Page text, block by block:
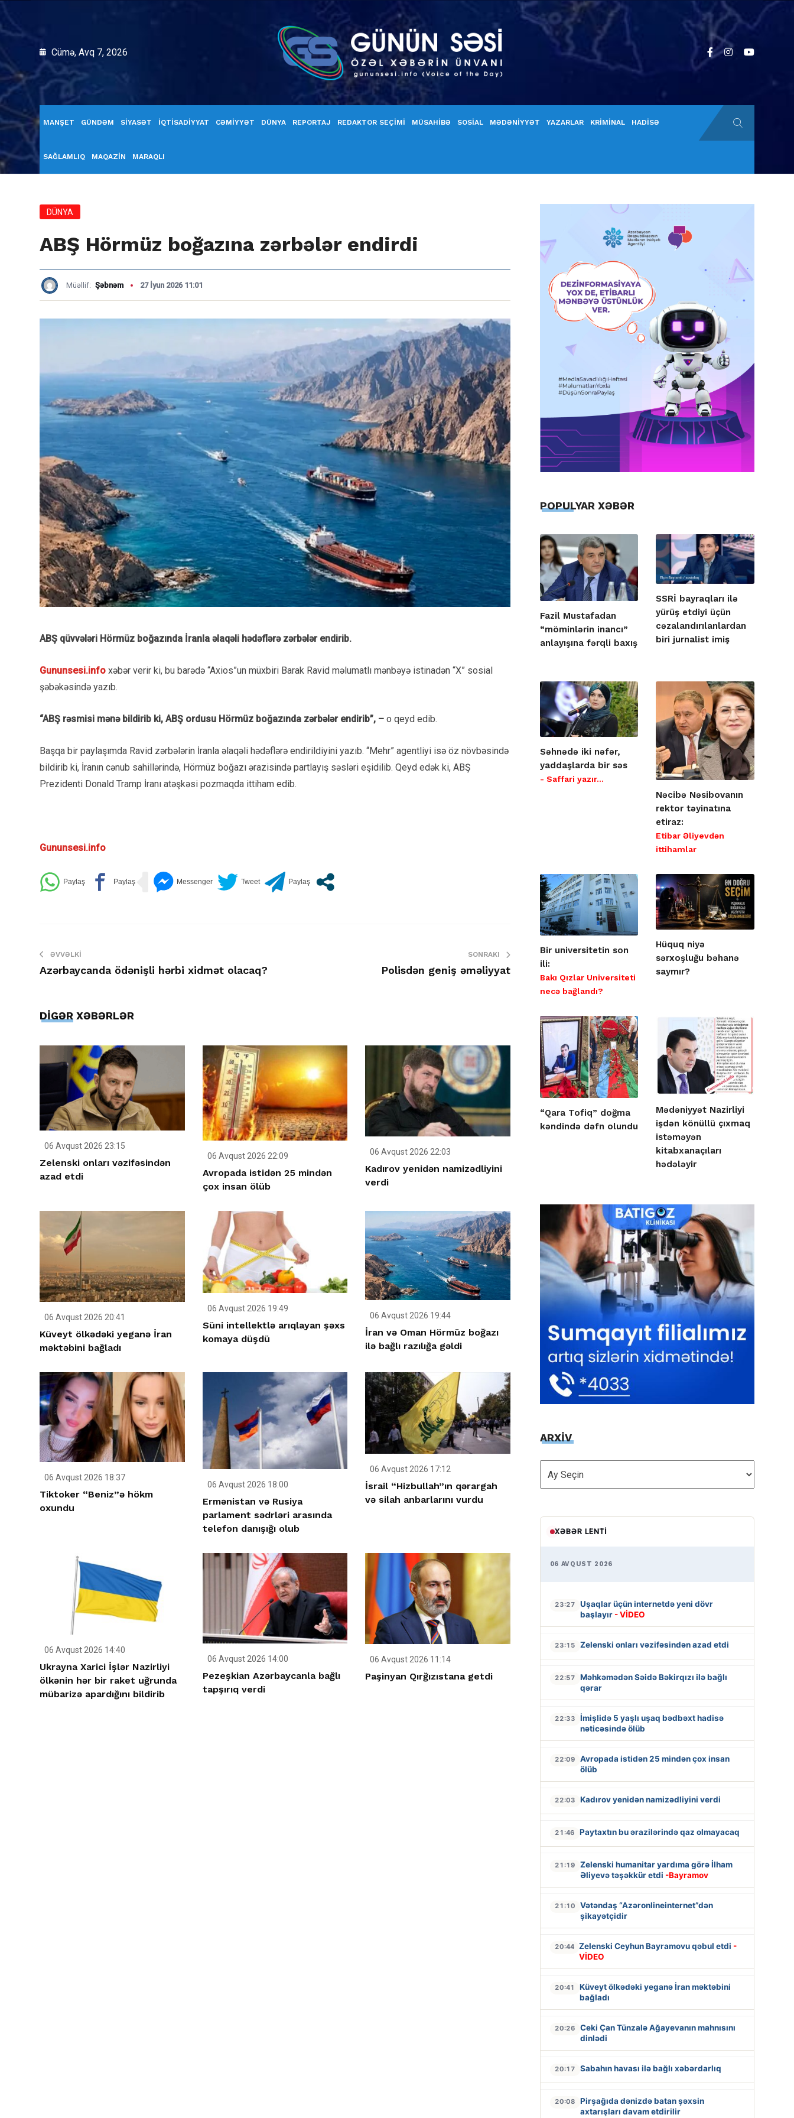
Cümə, Avq 7, 2026
MANŞET GÜNDƏM SİYASƏT İQTİSADİYYAT CƏMİYYƏT DÜNYA REPORTAJ REDAKTOR SEÇİMİ MÜSAHİBƏ SOSİAL MƏDƏNİYYƏT YAZARLAR KRİMİNAL HADİSƏ
SAĞLAMLIQ MAQAZİN MARAQLI
DÜNYA
ABŞ Hörmüz boğazına zərbələr endirdi
Müəllif: Şəbnəm 27 İyun 2026 11:01
ABŞ qüvvələri Hörmüz boğazında İranla əlaqəli hədəflərə zərbələr endirib.
Gununsesi.info xəbər verir ki, bu barədə “Axios”un müxbiri Barak Ravid məlumatlı mənbəyə istinadən “X” sosial
şəbəkəsində yazıb.
“ABŞ rəsmisi mənə bildirib ki, ABŞ ordusu Hörmüz boğazında zərbələr endirib”, – o qeyd edib.
Başqa bir paylaşımda Ravid zərbələrin İranla əlaqəli hədəflərə endirildiyini yazıb. “Mehr” agentliyi isə öz növbəsində
bildirib ki, İranın cənub sahillərində, Hörmüz boğazı ərazisində partlayış səsləri eşidilib. Qeyd edək ki, ABŞ
Prezidenti Donald Tramp İranı atəşkəsi pozmaqda ittiham edib.
Gununsesi.info
ƏVVƏLKI
Azərbaycanda ödənişli hərbi xidmət olacaq?
SONRAKI
Polisdən geniş əməliyyat
DİGƏR XƏBƏRLƏR
06 Avqust 2026 23:15
Zelenski onları vəzifəsindən
azad etdi
06 Avqust 2026 22:09
Avropada istidən 25 mindən
çox insan ölüb
06 Avqust 2026 22:03
Kadırov yenidən namizədliyini
verdi
06 Avqust 2026 20:41
Küveyt ölkədəki yeganə İran
məktəbini bağladı
06 Avqust 2026 19:49
Süni intellektlə arıqlayan şəxs
komaya düşdü
06 Avqust 2026 19:44
İran və Oman Hörmüz boğazı
ilə bağlı razılığa gəldi
06 Avqust 2026 18:37
Tiktoker “Beniz”ə hökm
oxundu
06 Avqust 2026 18:00
Ermənistan və Rusiya
parlament sədrləri arasında
telefon danışığı olub
06 Avqust 2026 17:12
İsrail “Hizbullah”ın qərargah
və silah anbarlarını vurdu
06 Avqust 2026 14:40
Ukrayna Xarici İşlər Nazirliyi
ölkənin hər bir raket uğrunda
mübarizə apardığını bildirib
06 Avqust 2026 14:00
Pezeşkian Azərbaycanla bağlı
tapşırıq verdi
06 Avqust 2026 11:14
Paşinyan Qırğızıstana getdi
POPULYAR XƏBƏR
Fazil Mustafadan
“möminlərin inancı”
anlayışına fərqli baxış
SSRİ bayraqları ilə
yürüş etdiyi üçün
cəzalandırılanlardan
biri jurnalist imiş
Səhnədə iki nəfər,
yaddaşlarda bir səs
- Saffari yazır…
Nəcibə Nəsibovanın
rektor təyinatına
etiraz:
Etibar Əliyevdən
ittihamlar
Bir universitetin son
ili:
Bakı Qızlar Universiteti
necə bağlandı?
Hüquq niyə
sərxoşluğu bəhanə
saymır?
“Qara Tofiq” doğma
kəndində dəfn olundu
Mədəniyyət Nazirliyi
işdən könüllü çıxmaq
istəməyən
kitabxanaçıları
hədələyir
ARXİV
ARXİV
XƏBƏR LENTI
06 AVQUST 2026
23:27
Uşaqlar üçün internetdə yeni dövr
başlayır - VİDEO
23:15 Zelenski onları vəzifəsindən azad etdi
22:57
Məhkəmədən Səidə Bəkirqızı ilə bağlı
qərar
22:33
İmişlidə 5 yaşlı uşaq bədbəxt hadisə
nəticəsində ölüb
22:09
Avropada istidən 25 mindən çox insan
ölüb
22:03 Kadırov yenidən namizədliyini verdi
21:46 Paytaxtın bu ərazilərində qaz olmayacaq
21:19
Zelenski humanitar yardıma görə İlham
Əliyevə təşəkkür etdi -Bayramov
21:10
Vətəndaş “Azəronlineinternet”dən
şikayətçidir
20:44 Zelenski Ceyhun Bayramovu qəbul etdi -
VİDEO
20:41
Küveyt ölkədəki yeganə İran məktəbini
bağladı
20:26
Ceki Çan Tünzalə Ağayevanın mahnısını
dinlədi
20:17 Sabahın havası ilə bağlı xəbərdarlıq
20:08
Pirşağıda dənizdə batan şəxsin
axtarışları davam etdirilir